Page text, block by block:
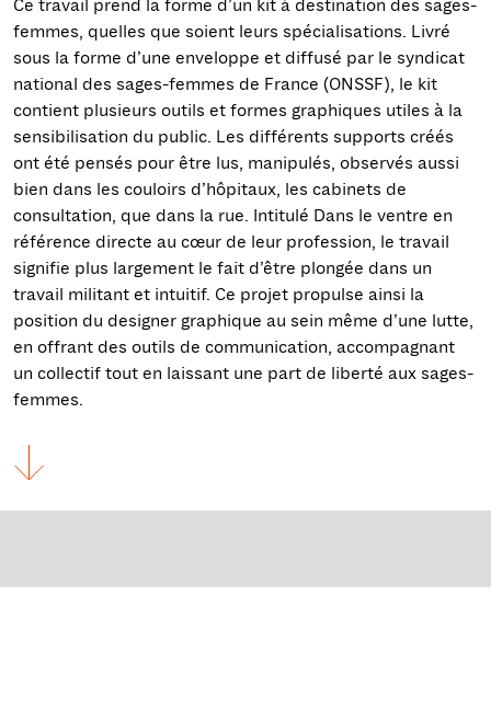
Ce travail prend la forme d’un kit à destination des sages-
femmes, quelles que soient leurs spécialisations. Livré
sous la forme d’une enveloppe et diffusé par le syndicat
national des sages-femmes de France (ONSSF), le kit
contient plusieurs outils et formes graphiques utiles à la
sensibilisation du public. Les différents supports créés
ont été pensés pour être lus, manipulés, observés aussi
bien dans les couloirs d’hôpitaux, les cabinets de
consultation, que dans la rue. Intitulé Dans le ventre en
référence directe au cœur de leur profession, le travail
signifie plus largement le fait d’être plongée dans un
travail militant et intuitif. Ce projet propulse ainsi la
position du designer graphique au sein même d’une lutte,
en offrant des outils de communication, accompagnant
un collectif tout en laissant une part de liberté aux sages-
femmes.